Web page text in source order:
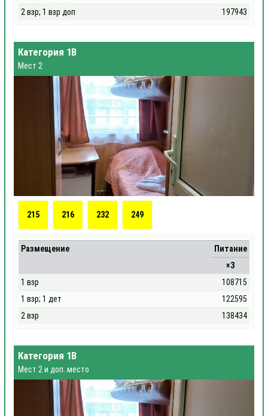
2 взр; 1 взр доп
197943
Категория 1В
Мест 2
215 216 232 249
Размещение
Питание
×3
1 взр
108715
1 взр; 1 дет
122595
2 взр
138434
Категория 1В
Мест 2 и доп. место